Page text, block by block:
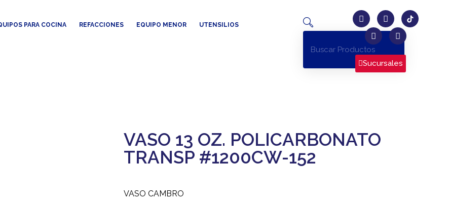
PARA COCINA REFACCIONES EQUIPO MENOR UTENSILIOS
Sucursales
VASO 13 OZ. POLICARBONATO
TRANSP #1200CW-152
VASO CAMBRO